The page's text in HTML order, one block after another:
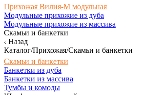
Прихожая Вилия-М модульная
Модульные прихожие из дуба
Модульные прихожие из массива
Скамьи и банкетки
Назад
Каталог/Прихожая/Скамьи и банкетки
Скамьи и банкетки
Банкетки из дуба
Банкетки из массива
Тумбы и комоды